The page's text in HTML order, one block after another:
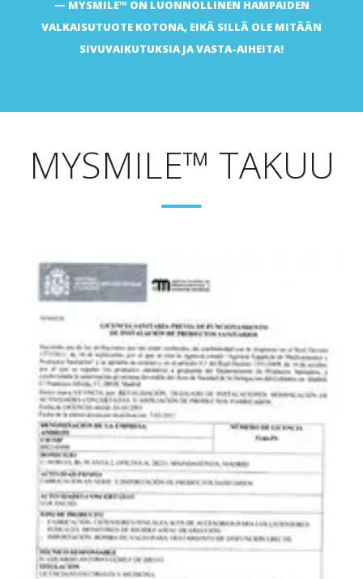
https://www.researchgate.net/publication/350172470
https://clinicaltrials.gov/study/NCT04460755
MYSMILE™ ON LUONNOLLINEN HAMPAIDEN
VALKAISUTUOTE KOTONA, EIKÄ SILLÄ OLE MITÄÄN
SIVUVAIKUTUKSIA JA VASTA-AIHEITA!
MYSMILE™ TAKUU